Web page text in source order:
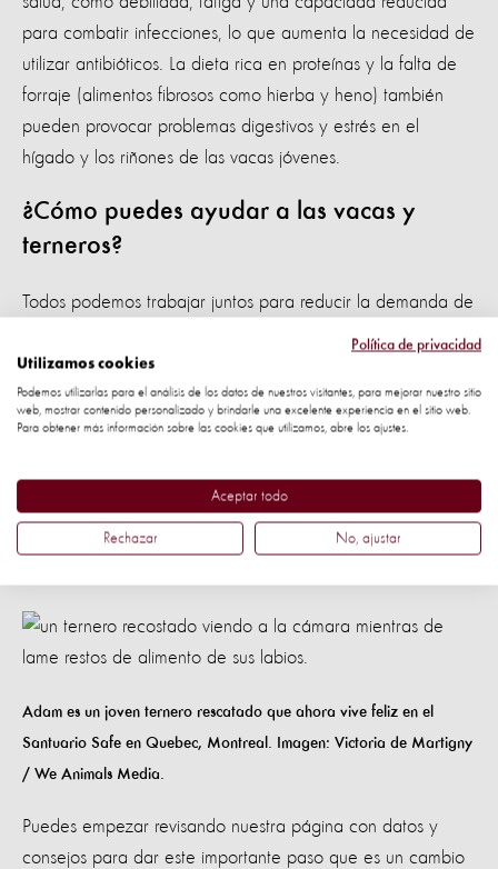
para combatir infecciones, lo que aumenta la necesidad de
utilizar antibióticos. La dieta rica en proteínas y la falta de
forraje (alimentos fibrosos como hierba y heno) también
pueden provocar problemas digestivos y estrés en el
hígado y los riñones de las vacas jóvenes.
¿Cómo puedes ayudar a las vacas y
terneros?
Todos podemos trabajar juntos para reducir la demanda de
ternera y poner fin a este cruel sistema de crías de vaca. El
consumo de ternera respalda un sistema en el que se
separan crías de sus madres para sacrificarlas y producir un
producto animal innecesario.
Al comprometerte a reducir tu consumo de carne y lácteos
y elegir más opciones de proteína base de plantas, puedes
ayudar a frenar el impacto destructivo de las granjas
Adam es un joven ternero rescatado que ahora vive feliz en el
Santuario Safe en Quebec, Montreal. Imagen: Victoria de Martigny
/ We Animals Media.
Puedes empezar revisando nuestra página con datos y
consejos para dar este importante paso que es un cambio
Política de privacidad
Utilizamos cookies
Podemos utilizarlas para el análisis de los datos de nuestros visitantes, para mejorar nuestro sitio
web, mostrar contenido personalizado y brindarle una excelente experiencia en el sitio web.
Para obtener más información sobre las cookies que utilizamos, abre los ajustes.
Aceptar todo
Rechazar No, ajustar